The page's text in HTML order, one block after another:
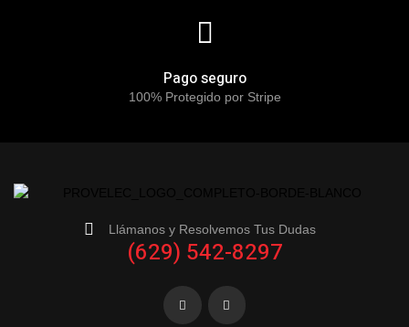
Pago seguro
100% Protegido por Stripe
Llámanos y Resolvemos Tus Dudas
(629) 542-8297